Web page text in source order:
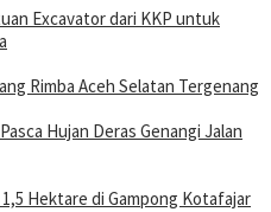
Excavator dari KKP untuk
Rimba Aceh Selatan Tergenang
Hujan Deras Genangi Jalan
Hektare di Gampong Kotafajar